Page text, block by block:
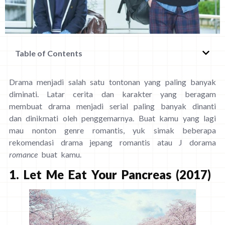
Table of Contents
Drama menjadi salah satu tontonan yang paling banyak
diminati. Latar cerita dan karakter yang beragam
membuat drama menjadi serial paling banyak dinanti
dan dinikmati oleh penggemarnya. Buat kamu yang lagi
mau nonton genre romantis, yuk simak beberapa
rekomendasi drama jepang romantis atau J dorama
romance buat kamu.
1. Let Me Eat Your Pancreas (2017)